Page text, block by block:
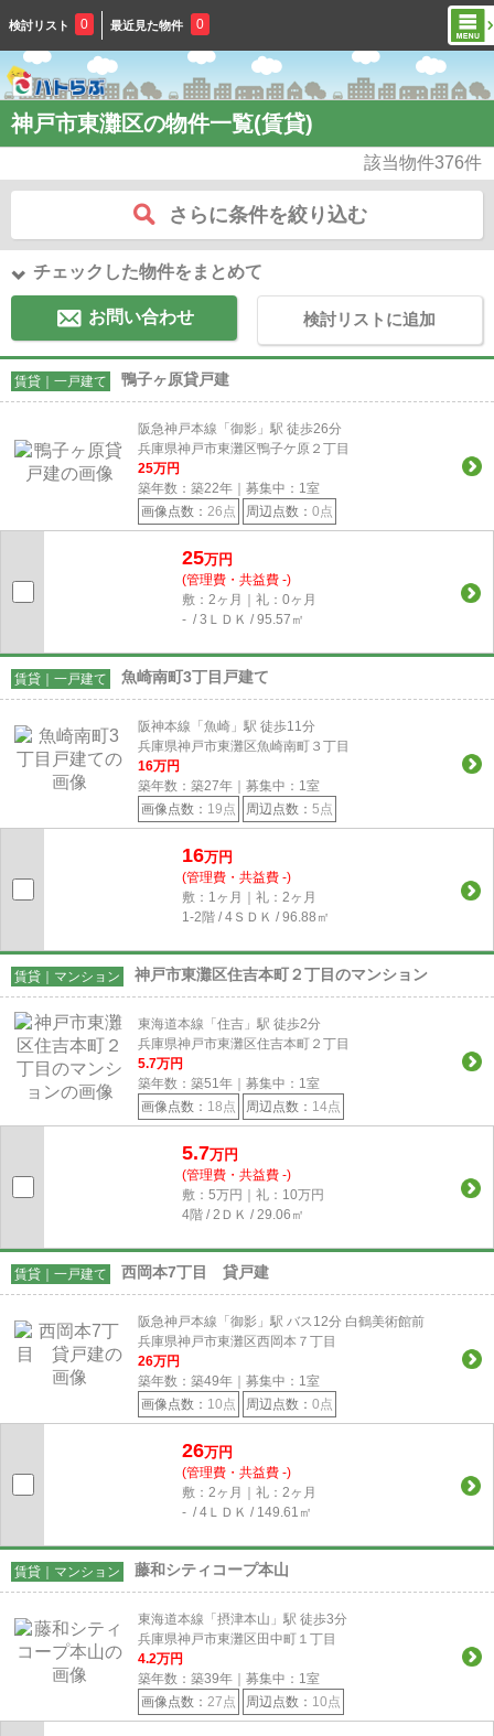
検討リスト 0 最近見た物件 0
神戸市東灘区の物件一覧(賃貸)
該当物件376件
さらに条件を絞り込む
チェックした物件をまとめて
お問い合わせ 検討リストに追加
賃貸｜一戸建て 鴨子ヶ原貸戸建
阪急神戸本線「御影」駅 徒歩26分
兵庫県神戸市東灘区鴨子ケ原２丁目
25万円
築年数：築22年｜募集中： 1室
画像点数： 26点 周辺点数： 0点
25万円
(管理費・共益費 -)
敷：2ヶ月｜礼：0ヶ月
- / 3ＬＤＫ / 95.57㎡
賃貸｜一戸建て 魚崎南町3丁目戸建て
阪神本線「魚崎」駅 徒歩11分
兵庫県神戸市東灘区魚崎南町３丁目
16万円
築年数：築27年｜募集中： 1室
画像点数： 19点 周辺点数： 5点
16万円
(管理費・共益費 -)
敷：1ヶ月｜礼：2ヶ月
1-2階 / 4ＳＤＫ / 96.88㎡
賃貸｜マンション 神戸市東灘区住吉本町２丁目のマンション
東海道本線「住吉」駅 徒歩2分
兵庫県神戸市東灘区住吉本町２丁目
5.7万円
築年数：築51年｜募集中： 1室
画像点数： 18点 周辺点数： 14点
5.7万円
(管理費・共益費 -)
敷：5万円｜礼：10万円
4階 / 2ＤＫ / 29.06㎡
賃貸｜一戸建て 西岡本7丁目 貸戸建
阪急神戸本線「御影」駅 バス12分 白鶴美術館前
兵庫県神戸市東灘区西岡本７丁目
26万円
築年数：築49年｜募集中： 1室
画像点数： 10点 周辺点数： 0点
26万円
(管理費・共益費 -)
敷：2ヶ月｜礼：2ヶ月
- / 4ＬＤＫ / 149.61㎡
賃貸｜マンション 藤和シティコープ本山
東海道本線「摂津本山」駅 徒歩3分
兵庫県神戸市東灘区田中町１丁目
4.2万円
築年数：築39年｜募集中： 1室
画像点数： 27点 周辺点数： 10点